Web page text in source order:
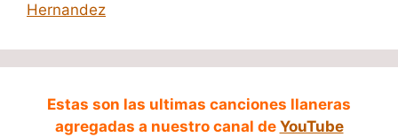
Hernandez
Estas son las ultimas canciones llaneras
agregadas a nuestro canal de YouTube